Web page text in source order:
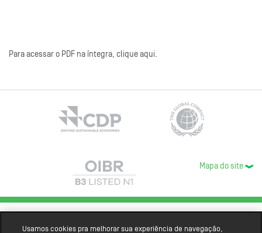
Para acessar o PDF na íntegra, clique aqui.
Mapa do site
Usamos cookies pra melhorar sua experiência de navegação,